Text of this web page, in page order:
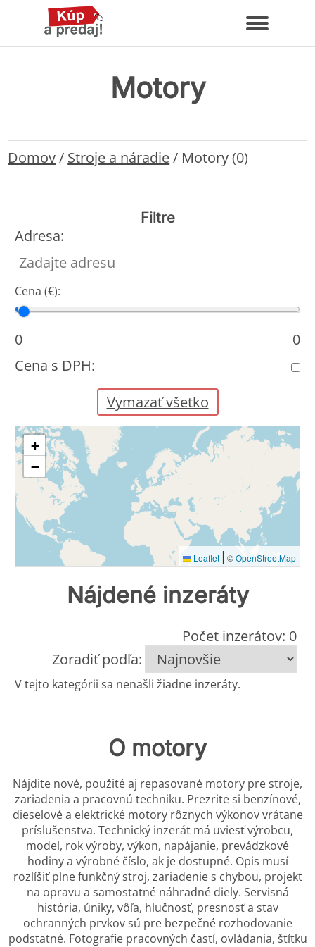
Motory
Domov/ Stroje a náradie/ Motory (0)
Filtre
Adresa:
Cena (€):
Cena od
Cena do
0
0
Cena s DPH:
Vymazať všetko
+
−
Leaflet | ©OpenStreetMap
Nájdené inzeráty
Počet inzerátov: 0
Zoradiť podľa:
V tejto kategórii sa nenašli žiadne inzeráty.
O motory
Nájdite nové, použité aj repasované motory pre stroje,
zariadenia a pracovnú techniku. Prezrite si benzínové,
dieselové a elektrické motory rôznych výkonov vrátane
príslušenstva. Technický inzerát má uviesť výrobcu,
model, rok výroby, výkon, napájanie, prevádzkové
hodiny a výrobné číslo, ak je dostupné. Opis musí
rozlíšiť plne funkčný stroj, zariadenie s chybou, projekt
na opravu a samostatné náhradné diely. Servisná
história, úniky, vôľa, hlučnosť, presnosť a stav
ochranných prvkov sú pre bezpečné rozhodovanie
podstatné. Fotografie pracovných častí, ovládania, štítku